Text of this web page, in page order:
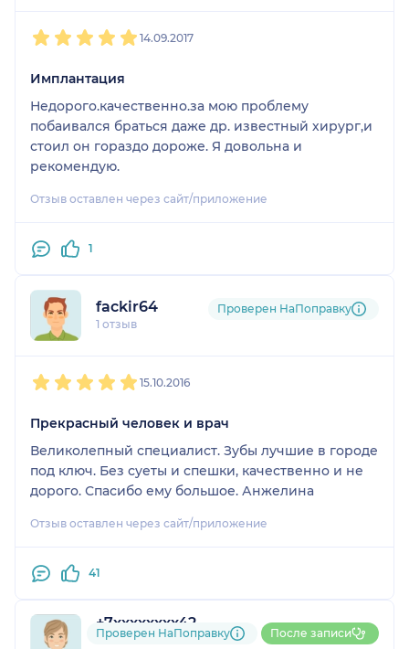
14.09.2017
Имплантация
Недорого.качественно.за мою проблему
побаивался браться даже др. известный хирург,и
стоил он гораздо дороже. Я довольна и
рекомендую.
Отзыв оставлен через сайт/приложение
1
fackir64
1 отзыв
Проверен НаПоправку
15.10.2016
Прекрасный человек и врач
Великолепный специалист. Зубы лучшие в городе
под ключ. Без суеты и спешки, качественно и не
дорого. Спасибо ему большое. Анжелина
Отзыв оставлен через сайт/приложение
41
+7xxxxxxxx42
2 оценки
Проверен НаПоправку После записи